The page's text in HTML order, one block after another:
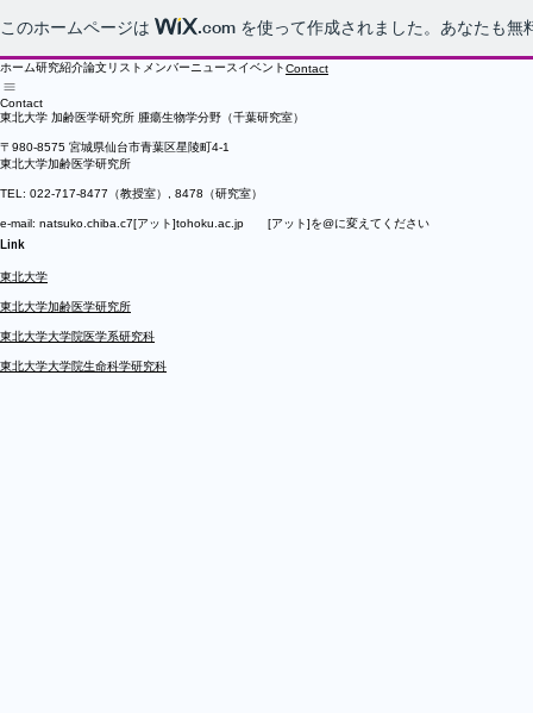
このホームページは .com を使って作成されました。あなたも無
ホーム研究紹介論文リスト メンバー ニュース イベントContact
Contact
東北大学 加齢医学研究所 腫瘍生物学分野（千葉研究室）
〒980-8575 宮城県仙台市青葉区星陵町4-1
東北大学加齢医学研究所
TEL: 022-717-8477（教授室）, 8478（研究室）
e-mail: natsuko.chiba.c7[アット]tohoku.ac.jp [アット]を@​に変えてください
Link
東北大学
東北大学加齢医学研究所
東北大学大学院医学系研究科
東北大学大学院生命科学研究科